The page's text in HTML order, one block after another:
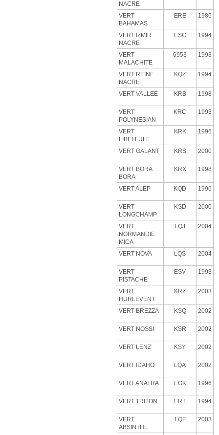
NACRE
VERT
BAHAMAS
ERE 1986
VERT IZMIR
NACRE
ESC 1994
VERT
MALACHITE
6953 1993
VERT REINE
NACRE
KQZ 1994
VERT VALLEE KRB 1998
VERT
POLYNESIAN
KRC 1993
VERT
LIBELLULE
KRK 1996
VERT GALANT KRS 2000
VERT BORA
BORA
KRX 1998
VERT ALEP KQD 1996
VERT
LONGCHAMP
KSD 2000
VERT
NORMANDIE
MICA
LQJ 2004
VERT NOVA LQS 2004
VERT
PISTACHE
ESV 1993
VERT
HURLEVENT
KRZ 2003
VERT BREZZA KSQ 2002
VERT NOSSI KSR 2002
VERT LENZ KSY 2002
VERT IDAHO LQA 2002
VERT ANATRA EGK 1996
VERT TRITON ERT 1994
VERT
ABSINTHE
LQF 2003